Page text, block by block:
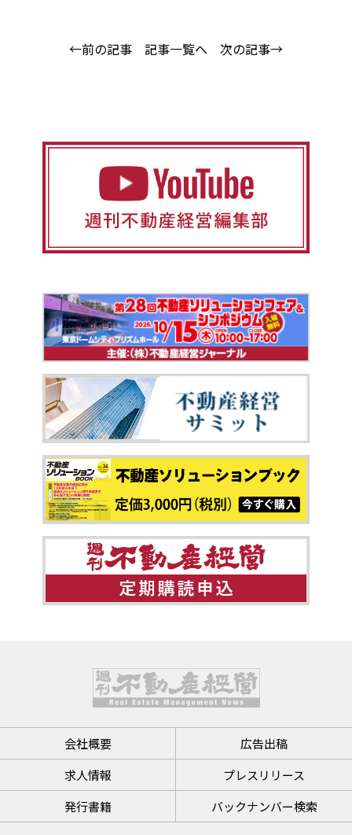
←前の記事 記事一覧へ 次の記事→
会社概要
広告出稿
求人情報
プレスリリース
発行書籍
バックナンバー検索